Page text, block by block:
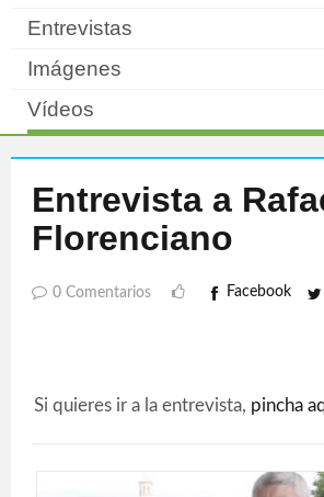
Entrevistas
Imágenes
Vídeos
Entrevista a
Florenciano
0 Comentarios Facebook
Si quieres ir a la entrevista, pincha